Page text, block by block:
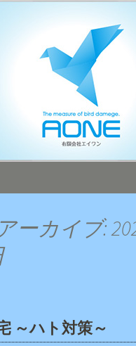
オフィシャ
ーカイブ:
～ハト対策～